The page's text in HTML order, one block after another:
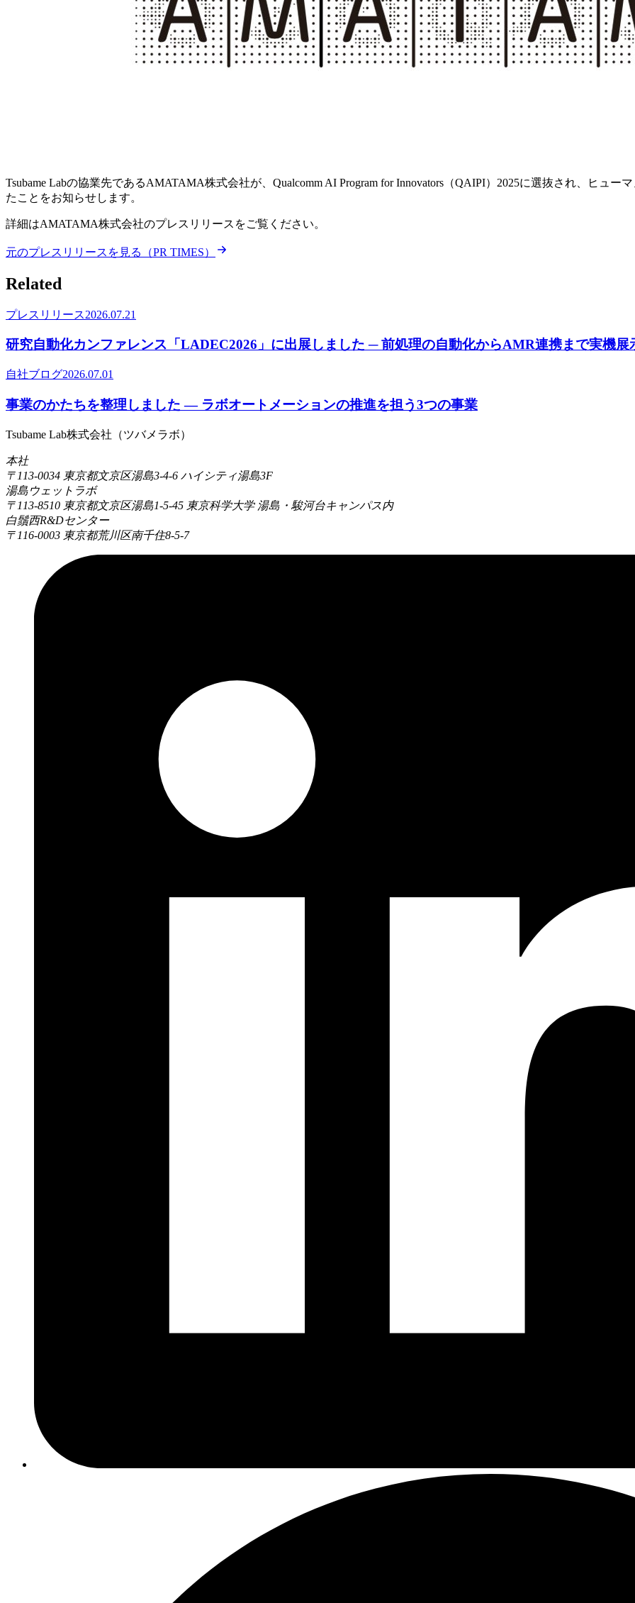
Tsubame Labの協業先であるAMATAMA株式会社が、Qualcomm AI Program for Innovators（QAIPI）2025に選抜され、ヒュ
たことをお知らせします。
詳細はAMATAMA株式会社のプレスリリースをご覧ください。
元のプレスリリースを見る（PR TIMES）
Related
プレスリリース2026.07.21
研究自動化カンファレンス「LADEC2026」に出展しました ─ 前処理の自動化からAMR連携まで実機展
自社ブログ2026.07.01
事業のかたちを整理しました ― ラボオートメーションの推進を担う3つの事業
Tsubame Lab株式会社 （ツバメラボ）
本社
〒113-0034 東京都文京区湯島3-4-6 ハイシティ湯島3F
湯島ウェットラボ
〒113-8510 東京都文京区湯島1-5-45 東京科学大学 湯島・駿河台キャンパス内
白鬚西R&Dセンター
〒116-0003 東京都荒川区南千住8-5-7